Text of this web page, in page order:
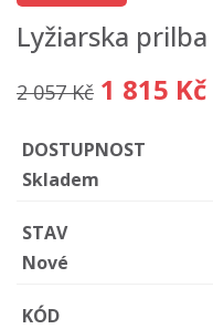
Lyžiarska prilba
2 057 Kč 1 815 Kč
DOSTUPNOST
Skladem
STAV
Nové
KÓD